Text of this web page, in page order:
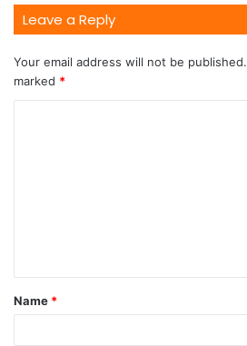
Leave a Reply
Your email address will not be published.
marked *
Name *